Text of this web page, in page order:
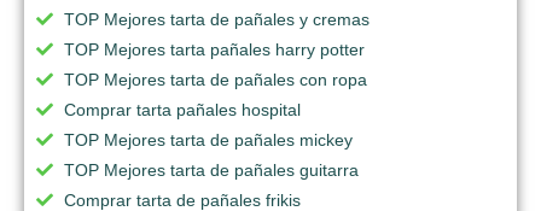
TOP Mejores tarta de pañales y cremas
TOP Mejores tarta pañales harry potter
TOP Mejores tarta de pañales con ropa
Comprar tarta pañales hospital
TOP Mejores tarta de pañales mickey
TOP Mejores tarta de pañales guitarra
Comprar tarta de pañales frikis